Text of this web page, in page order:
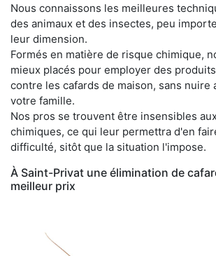
Nous connaissons les meilleures
des animaux et des insectes, peu
leur dimension.
Formés en matière de risque chimique,
mieux placés pour employer des
contre les cafards de maison, sans nuire
votre famille.
Nos pros se trouvent être insensibles
chimiques, ce qui leur permettra d'en
difficulté, sitôt que la situation l'impose.
À Saint-Privat une élimination de
meilleur prix